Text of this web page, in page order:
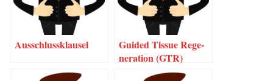
Aus­schluss­klau­sel
Gui­ded Tis­sue Rege­
ne­ra­ti­on (GTR)